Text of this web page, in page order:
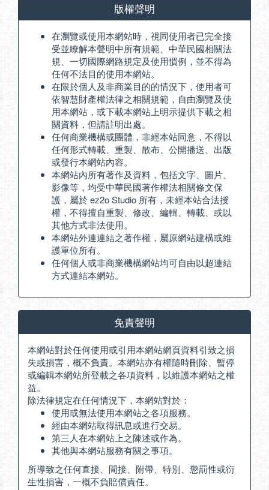
版權聲明
在瀏覽或使用本網站時，視同使用者已完全接
受並瞭解本聲明中所有規範、中華民國相關法
規、一切國際網路規定及使用慣例，並不得為
任何不法目的使用本網站。
在限於個人及非商業目的的情況下，使用者可
依智慧財產權法律之相關規範，自由瀏覽及使
用本網站，或下載本網站上明示提供下載之相
關資料，但請註明出處。
任何商業機構或團體，非經本站同意，不得以
任何形式轉載、重製、散布、公開播送、出版
或發行本網站內容。
本網站內所有著作及資料，包括文字、圖片、
影像等，均受中華民國著作權法相關條文保
護，屬於 ez2o Studio 所有，未經本站合法授
權，不得擅自重製、修改、編輯、轉載、或以
其他方式非法使用。
本網站外連連結之著作權，屬原網站建構或維
護單位所有。
任何個人或非商業機構網站均可自由以超連結
方式連結本網站。
免責聲明
本網站對於任何使用或引用本網站網頁資料引致之損
失或損害，概不負責。本網站亦有權隨時刪除、暫停
或編輯本網站所登載之各項資料，以維護本網站之權
益。
除法律規定在任何情況下，本網站對於：
使用或無法使用本網站之各項服務。
經由本網站取得訊息或進行交易。
第三人在本網站上之陳述或作為。
其他與本網站服務有關之事項。
所導致之任何直接、間接、附帶、特別、懲罰性或衍
生性損害，一概不負賠償責任。